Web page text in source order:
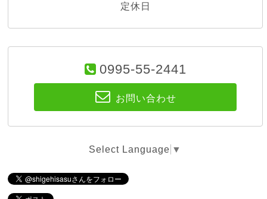
定休日
0995-55-2441
お問い合わせ
Select Language ▼